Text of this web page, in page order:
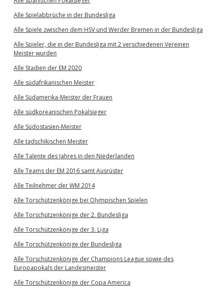
Alle Spielabbrüche in der Bundesliga
Alle Spiele zwischen dem HSV und Werder Bremen in der Bundesliga
Alle Spieler, die in der Bundesliga mit 2 verschiedenen Vereinen
Meister wurden
Alle Stadien der EM 2020
Alle südafrikanischen Meister
Alle Südamerika-Meister der Frauen
Alle südkoreanischen Pokalsieger
Alle Südostasien-Meister
Alle tadschikischen Meister
Alle Talente des Jahres in den Niederlanden
Alle Teams der EM 2016 samt Ausrüster
Alle Teilnehmer der WM 2014
Alle Torschützenkönige bei Olympischen Spielen
Alle Torschützenkönige der 2. Bundesliga
Alle Torschützenkönige der 3. Liga
Alle Torschützenkönige der Bundesliga
Alle Torschützenkönige der Champions League sowie des
Europapokals der Landesmeister
Alle Torschützenkönige der Copa America